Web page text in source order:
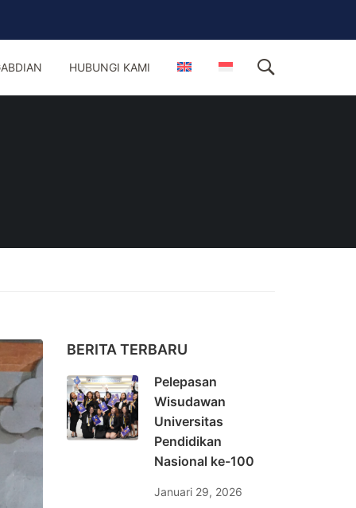
HUBUNGI KAMI
BERITA TERBARU
Pelepasan
Wisudawan
Universitas
Pendidikan
Nasional ke-100
Januari 29, 2026